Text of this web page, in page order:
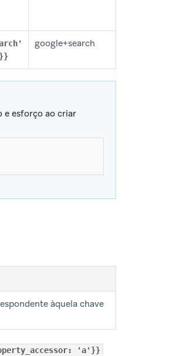
google+search
e esforço ao criar
àquela chave
'a'}}